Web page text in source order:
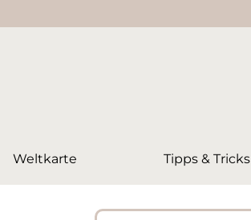
Weltkarte Tipps & Tricks